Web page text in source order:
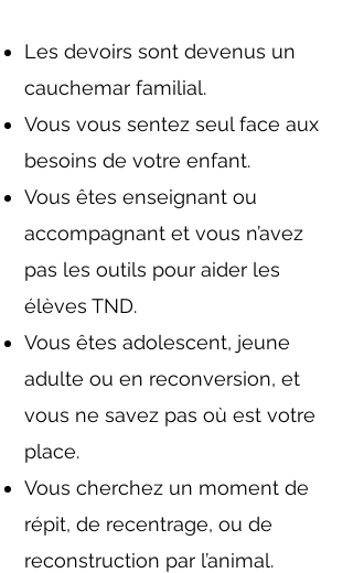
Les devoirs sont devenus un
cauchemar familial.
Vous vous sentez seul face aux
besoins de votre enfant.
Vous êtes enseignant ou
accompagnant et vous n’avez
pas les outils pour aider les
élèves TND.
Vous êtes adolescent, jeune
adulte ou en reconversion, et
vous ne savez pas où est votre
place.
Vous cherchez un moment de
répit, de recentrage, ou de
reconstruction par l’animal.